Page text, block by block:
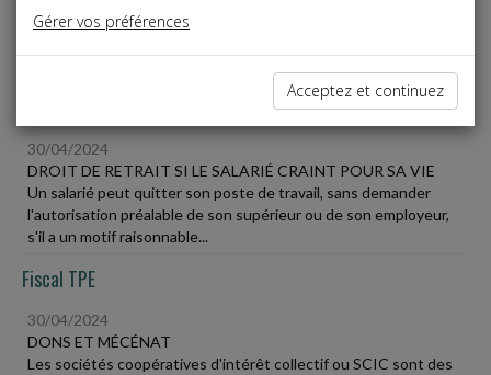
Liste des dernières dépêches
30/04/2024
DROIT DE RETRAIT SI LE SALARIÉ CRAINT POUR SA VIE
Un salarié peut quitter son poste de travail, sans demander
l'autorisation préalable de son supérieur ou de son employeur,
s'il a un motif raisonnable...
Fiscal TPE
30/04/2024
DONS ET MÉCÉNAT
Les sociétés coopératives d'intérêt collectif ou SCIC sont des
Gérer vos préférences
Acceptez et continuez